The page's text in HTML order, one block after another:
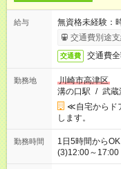
給与
無資格未経験
交通費別途支
交通費 交通費
勤務地
川崎市高津区
溝の口駅 / 武蔵
≪自宅からド
します。
勤務時間
1日5時間からOK！ ■シフト例 (1)8:00～13:00 (2)10:00
(3)12:00～17:00 「子どもたちが学校に行く間だけ働きたい」
「余裕を持って